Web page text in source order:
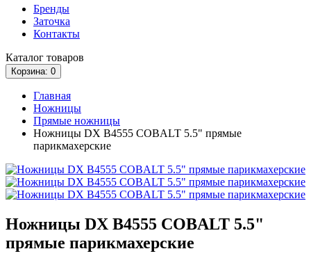
Бренды
Заточка
Контакты
Каталог товаров
Корзина: 0
Главная
Ножницы
Прямые ножницы
Ножницы DX B4555 COBALT 5.5" прямые
парикмахерские
Ножницы DX B4555 COBALT 5.5"
прямые парикмахерские